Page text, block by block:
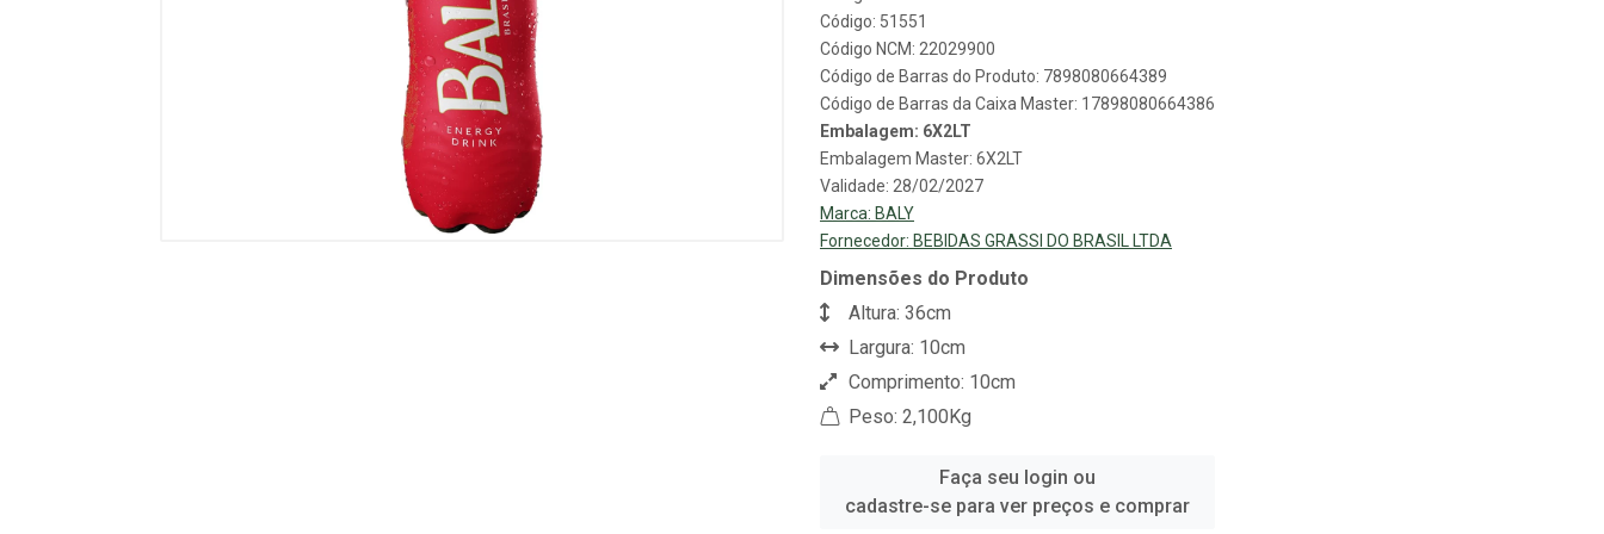
Código: 51551
Código NCM: 22029900
Código de Barras do Produto: 7898080664389
Código de Barras da Caixa Master: 17898080664386
Embalagem: 6X2LT
Embalagem Master: 6X2LT
Validade: 28/02/2027
Marca: BALY
Fornecedor: BEBIDAS GRASSI DO BRASIL LTDA
Dimensões do Produto
Altura: 36cm
Largura: 10cm
Comprimento: 10cm
Peso: 2,100Kg
Faça seu login ou
cadastre-se para ver preços e comprar